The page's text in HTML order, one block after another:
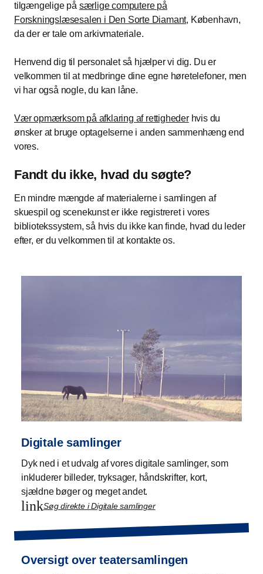
tilgængelige på særlige computere på
Forskningslæsesalen i Den Sorte Diamant, København,
da der er tale om arkivmateriale.
Henvend dig til personalet så hjælper vi dig. Du er
velkommen til at medbringe dine egne høretelefoner, men
vi har også nogle, du kan låne.
Vær opmærksom på afklaring af rettighederhvis du
ønsker at bruge optagelserne i anden sammenhæng end
vores.
Fandt du ikke, hvad du søgte?
En mindre mængde af materialerne i samlingen af
skuespil og scenekunst er ikke registreret i vores
bibliotekssystem, så hvis du ikke kan finde, hvad du leder
efter, er du velkommen til at kontakte os.
Digitale samlinger
Dyk ned i et udvalg af vores digitale samlinger, som
inkluderer billeder, tryksager, håndskrifter, kort,
sjældne bøger og meget andet.
linkSøg direkte i Digitale samlinger
Oversigt over teatersamlingen